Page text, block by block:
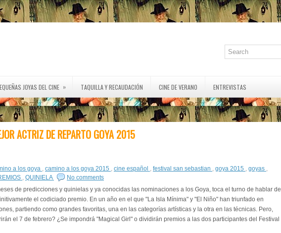
JOYAS DEL CINE » TAQUILLA Y RECAUDACIÓN CINE DE VERANO ENTREVISTAS
ACTRIZ DE REPARTO GOYA 2015
a los goya , camino a los goya 2015 , cine español , festival san sebastian , goya 2015 , goyas ,
, QUINIELA
No comments
de predicciones y quinielas y ya conocidas las nominaciones a los Goya, toca el turno de hablar de
el codiciado premio. En un año en el que "La Isla Mínima" y "El Niño" han triunfado en
partiendo como grandes favoritas, una en las categorías artísticas y la otra en las técnicas. Pero,
el 7 de febrero? ¿Se impondrá "Magical Girl" o dividirán premios a las dos participantes del Festival